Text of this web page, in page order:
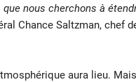
nous cherchons à
Chance Saltzman, chef
aura lieu.